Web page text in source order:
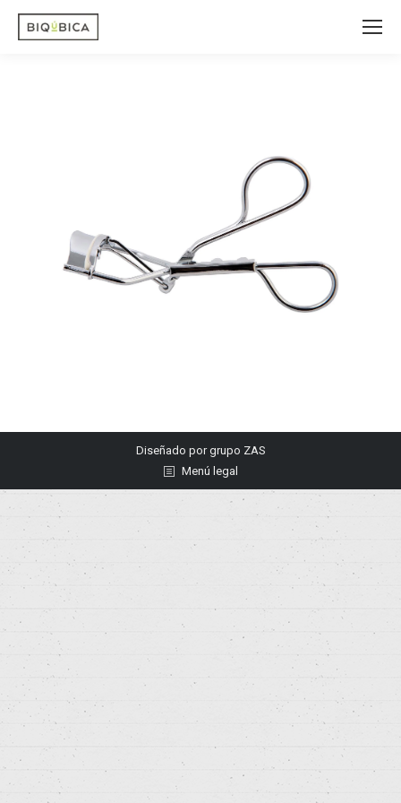
Diseñado porgrupo ZAS
Menú legal